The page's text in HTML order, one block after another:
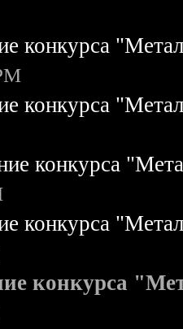
конкурса
конкурса
конкурса
конкурса
конкурса